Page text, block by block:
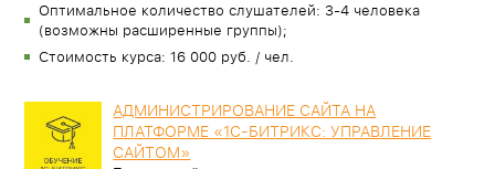
Оптимальное количество слушателей: 3-4 человека
(возможны расширенные группы);
Стоимость курса: 16 000 руб. / чел.
АДМИНИСТРИРОВАНИЕ САЙТА НА
ПЛАТФОРМЕ «1С-БИТРИКС: УПРАВЛЕНИЕ
САЙТОМ»